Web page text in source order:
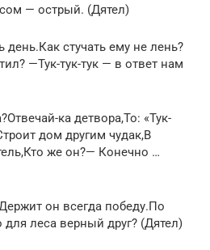
— острый. (Дятел)
день.Как стучать ему не лень?
—Тук-тук-тук — в ответ нам
ка детвора,То: «Тук-
дом другим чудак,В
же он?— Конечно …
он всегда победу.По
для леса верный друг? (Дятел)